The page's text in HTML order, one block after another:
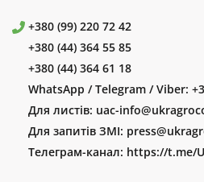
+380 (99) 220 72 42
+380 (44) 364 55 85
+380 (44) 364 61 18
WhatsApp / Telegram / Viber:
Для листів: uac-
Для запитів ЗМІ:
Телеграм-канал: https://t.me/